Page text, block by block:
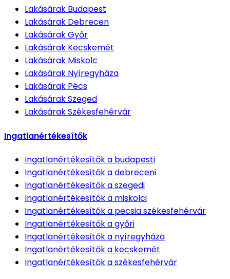
Lakásárak Budapest
Lakásárak Debrecen
LakásárakGyőr
Lakásárak Kecskemét
Lakásárak Miskolc
Lakásárak Nyíregyháza
Lakásárak Pécs
LakásárakSzeged
LakásárakSzékesfehérvár
Ingatlanértékesítők
Ingatlanértékesítőka budapesti
Ingatlanértékesítőka debreceni
Ingatlanértékesítőka szegedi
Ingatlanértékesítőka miskolci
Ingatlanértékesítőka pecsia székesfehérvár
Ingatlanértékesítőka győri
Ingatlanértékesítőka nyíregyháza
Ingatlanértékesítőka kecskemét
Ingatlanértékesítőka székesfehérvár